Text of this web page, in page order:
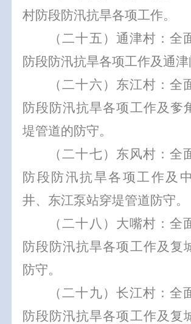
村防段防汛抗旱各项工作。
（二十五）通津村：全
防段防汛抗旱各项工作及通津
（二十六）东江村：全
防段防汛抗旱各项工作及奓
堤管道的防守。
（二十七）东风村：全
防段防汛抗旱各项工作及
井、东江泵站穿堤管道防守。
（二十八）大嘴村：全
防段防汛抗旱各项工作及复
防守。
（二十九）长江村：全
防段防汛抗旱各项工作及复